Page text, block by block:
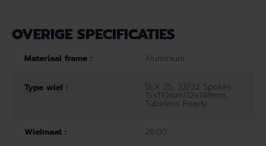
OVERIGE SPECIFICATIES
Materiaal frame : Aluminium
Type wiel : SLX 25, 32/32 Spokes,
15x110mm/12x148mm,
Tubeless Ready
Wielmaat : 28.00